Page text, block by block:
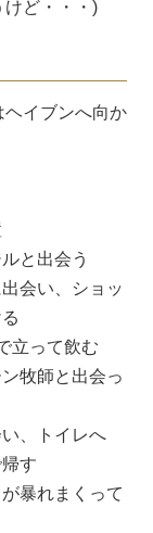
けど・・・)
ヘイブンへ向か
と出会う
会い、ショッ
立って飲む
牧師と出会っ
、トイレへ
す
暴れまくって